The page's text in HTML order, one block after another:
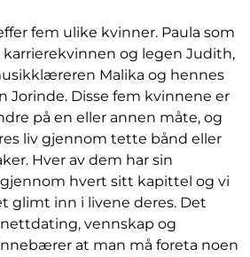
fem ulike kvinner. Paula som
og legen Judith,
Malika og hennes
Jorinde. Disse fem kvinnene er
på en eller annen måte, og
liv gjennom tette bånd eller
Hver av dem har sin
hvert sitt kapittel og vi
glimt inn i livene deres. Det
vennskap og
at man må foreta noen